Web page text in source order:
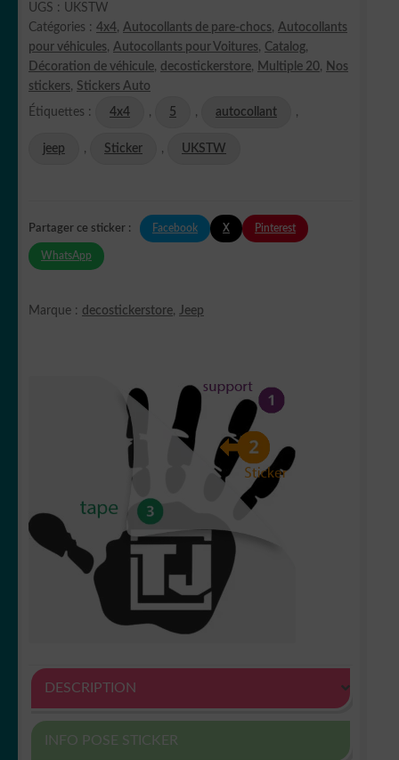
UGS : UKSTW
Catégories : 4x4, Autocollants de pare-chocs, Autocollants
pour véhicules, Autocollants pour Voitures, Catalog,
Décoration de véhicule, decostickerstore, Multiple 20, Nos
stickers, Stickers Auto
Étiquettes : 4x4 , 5 , autocollant ,
jeep , Sticker , UKSTW
Partager ce sticker : Facebook X Pinterest
WhatsApp
Marque : decostickerstore, Jeep
DESCRIPTION
INFO POSE STICKER